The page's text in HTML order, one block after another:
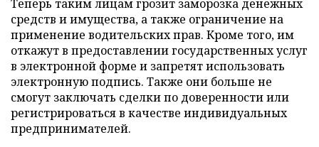
Теперь таким лицам грозит заморозка денежных
средств и имущества, а также ограничение на
применение водительских прав. Кроме того, им
откажут в предоставлении государственных услуг
в электронной форме и запретят использовать
электронную подпись. Также они больше не
смогут заключать сделки по доверенности или
регистрироваться в качестве индивидуальных
предпринимателей.